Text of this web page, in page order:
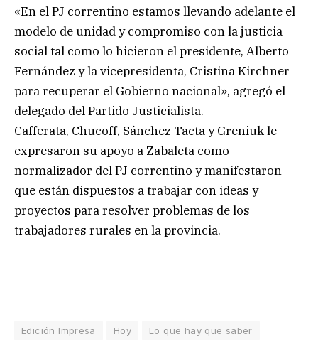
«En el PJ correntino estamos llevando adelante el
modelo de unidad y compromiso con la justicia
social tal como lo hicieron el presidente, Alberto
Fernández y la vicepresidenta, Cristina Kirchner
para recuperar el Gobierno nacional», agregó el
delegado del Partido Justicialista.
Cafferata, Chucoff, Sánchez Tacta y Greniuk le
expresaron su apoyo a Zabaleta como
normalizador del PJ correntino y manifestaron
que están dispuestos a trabajar con ideas y
proyectos para resolver problemas de los
trabajadores rurales en la provincia.
Edición Impresa Hoy Lo que hay que saber